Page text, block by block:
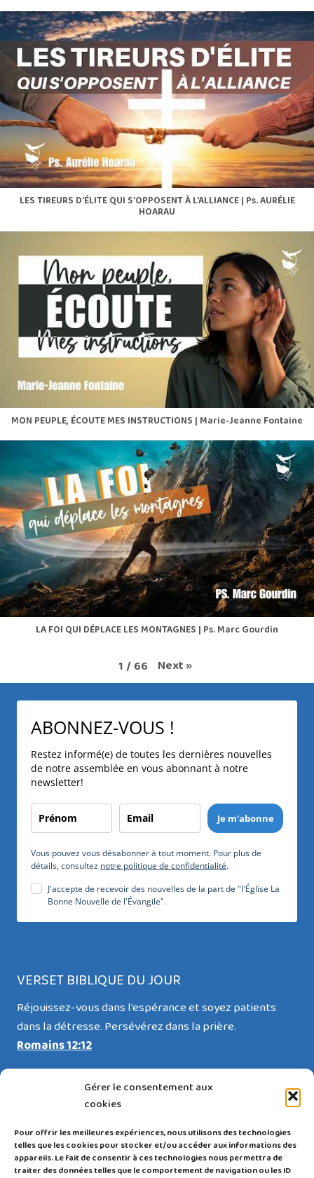
Gérer le consentement aux
cookies
Pour offrir les meilleures expériences, nous utilisons des technologies
telles que les cookies pour stocker et/ou accéder aux informations des
appareils. Le fait de consentir à ces technologies nous permettra de
traiter des données telles que le comportement de navigation ou les ID
LES TIREURS D'ÉLITE QUI S'OPPOSENT À L'ALLIANCE | Ps. AURÉLIE
HOARAU
MON PEUPLE, ÉCOUTE MES INSTRUCTIONS | Marie-Jeanne Fontaine
LA FOI QUI DÉPLACE LES MONTAGNES | Ps. Marc Gourdin
1 / 66 Next»
ABONNEZ-VOUS !
Restez informé(e) de toutes les dernières nouvelles
de notre assemblée en vous abonnant à notre
newsletter!
Je m'abonne
Vous pouvez vous désabonner à tout moment. Pour plus de
détails, consultez notre politique de confidentialité.
J'accepte de recevoir des nouvelles de la part de "l'Église La
Bonne Nouvelle de l'Évangile".
VERSET BIBLIQUE DU JOUR
Réjouissez-vous dans l'espérance et soyez patients
dans la détresse. Persévérez dans la prière.
Romains 12:12
RESTEZ CONNECTÉ(E)